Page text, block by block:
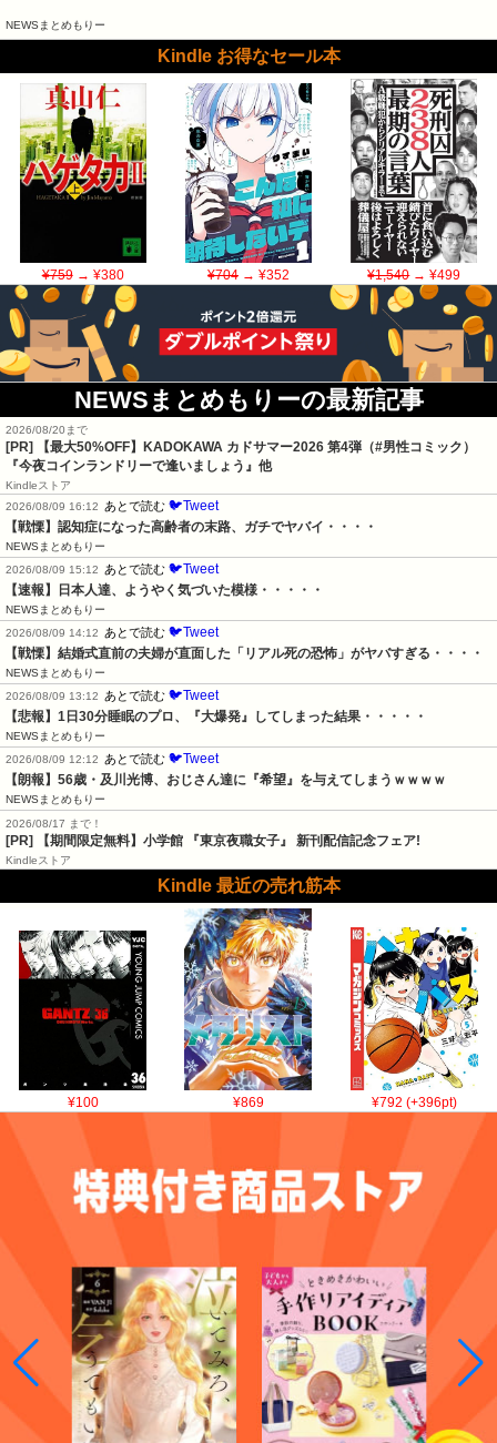
NEWSまとめもりー
Kindle お得なセール本
¥759→ ¥380 ¥704→ ¥352 ¥1,540→ ¥499
NEWSまとめもりーの最新記事
2026/08/20まで
[PR]
【最大50%OFF】KADOKAWA カドサマー2026 第4弾（#男性コミック）
『今夜コインランドリーで逢いましょう』他
Kindleストア
2026/08/09 16:12
あとで読む 🐦Tweet
【戦慄】認知症になった高齢者の末路、ガチでヤバイ・・・・
NEWSまとめもりー
2026/08/09 15:12
あとで読む 🐦Tweet
【速報】日本人達、ようやく気づいた模様・・・・・
NEWSまとめもりー
2026/08/09 14:12
あとで読む 🐦Tweet
【戦慄】結婚式直前の夫婦が直面した「リアル死の恐怖」がヤバすぎる・・・・
NEWSまとめもりー
2026/08/09 13:12
あとで読む 🐦Tweet
【悲報】1日30分睡眠のプロ、『大爆発』してしまった結果・・・・・
NEWSまとめもりー
2026/08/09 12:12
あとで読む 🐦Tweet
【朗報】56歳・及川光博、おじさん達に『希望』を与えてしまうｗｗｗｗ
NEWSまとめもりー
2026/08/17 まで！
[PR] 【期間限定無料】小学館 『東京夜職女子』 新刊配信記念フェア!
Kindleストア
Kindle 最近の売れ筋本
¥100 ¥869 ¥792 (+396pt)